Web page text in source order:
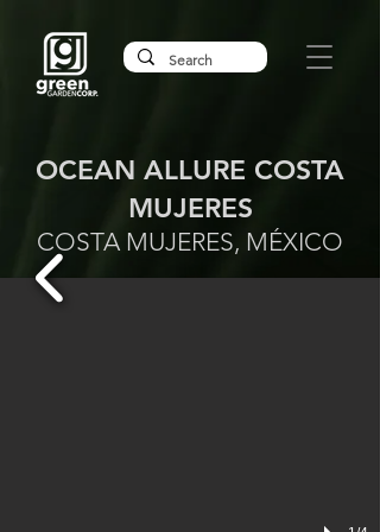
OCEAN ALLURE COSTA
MUJERES
COSTA MUJERES, MÉXICO